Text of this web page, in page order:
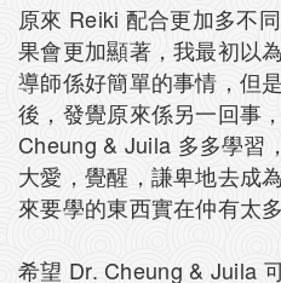
原來 Reiki 配合更加多不
果會更加顯著，我最初以
導師係好簡單的事情，但
後，發覺原來係另一回事
Cheung & Juila 多多學習
大愛，覺醒，謙卑地去成
來要學的東西實在仲有太多
希望 Dr. Cheung & Juila